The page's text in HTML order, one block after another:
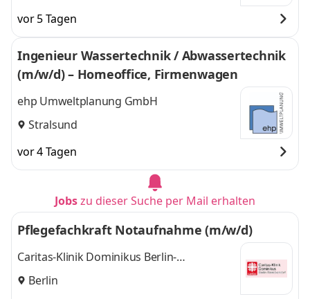
vor 5 Tagen
Ingenieur Wassertechnik / Abwassertechnik
(m/w/d) – Homeoffice, Firmenwagen
ehp Umweltplanung GmbH
Stralsund
vor 4 Tagen
Jobszu dieser Suche per Mail erhalten
Pflegefachkraft Notaufnahme (m/w/d)
Caritas-Klinik Dominikus Berlin-
Reinickendorf gGmbH
Berlin